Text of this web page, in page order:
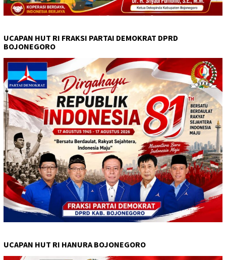
UCAPAN HUT RI FRAKSI PARTAI DEMOKRAT DPRD
BOJONEGORO
UCAPAN HUT RI HANURA BOJONEGORO